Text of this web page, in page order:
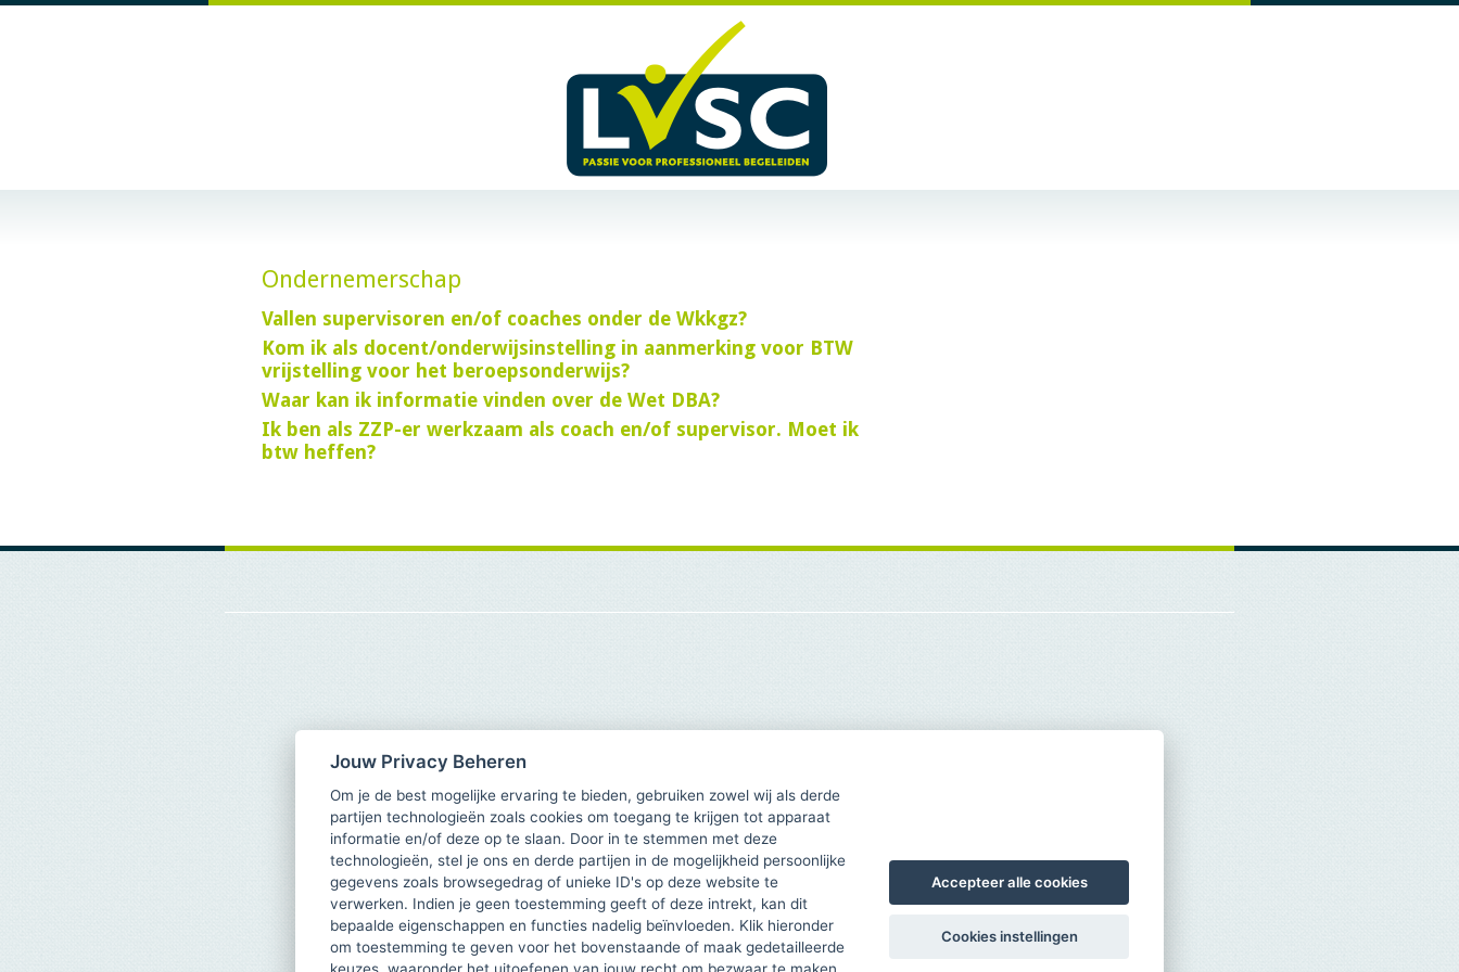
Ondernemerschap
Vallen supervisoren en/of coaches onder de Wkkgz?
Kom ik als docent/onderwijsinstelling in aanmerking voor BTW
vrijstelling voor het beroepsonderwijs?
Waar kan ik informatie vinden over de Wet DBA?
Ik ben als ZZP-er werkzaam als coach en/of supervisor. Moet ik
btw heffen?
Jouw Privacy Beheren
Om je de best mogelijke ervaring te bieden, gebruiken zowel wij als derde
partijen technologieën zoals cookies om toegang te krijgen tot apparaat
informatie en/of deze op te slaan. Door in te stemmen met deze
technologieën, stel je ons en derde partijen in de mogelijkheid persoonlijke
gegevens zoals browsegedrag of unieke ID's op deze website te
verwerken. Indien je geen toestemming geeft of deze intrekt, kan dit
bepaalde eigenschappen en functies nadelig beïnvloeden. Klik hieronder
om toestemming te geven voor het bovenstaande of maak gedetailleerde
Accepteer alle cookies
Cookies instellingen